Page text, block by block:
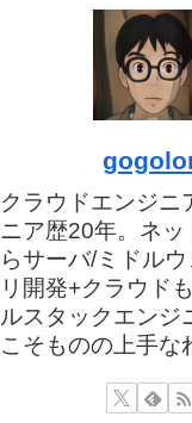
クラウドエンジニ
ニア歴20年。ネッ
らサーバ/ミドル
リ開発+クラウド
ルスタックエンジ
こそものの上手な